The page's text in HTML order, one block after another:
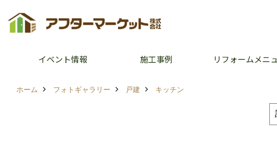
イベント情報 施工事例 リフォームメニ
ホーム フォトギャラリー 戸建 キッチン